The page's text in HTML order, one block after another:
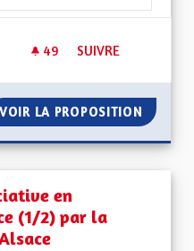
49 49 ABONNÉS
SUIVRE
VOIR LA PROPOSITION
en
(1/2) par la